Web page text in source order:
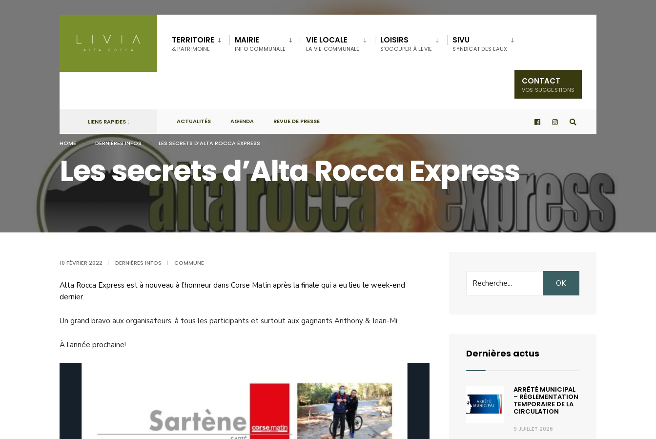
content
TERRITOIRE
& PATRIMOINE
MAIRIE
INFO COMMUNALE
VIE LOCALE
LA VIE COMMUNALE
LOISIRS
S’OCCUPER À LEVIE
SIVU
SYNDICAT DES EAUX
CONTACT
VOS SUGGESTIONS
LIENS RAPIDES : ACTUALITÉS AGENDA REVUE DE PRESSE
HOME DERNIÈRES INFOS LES SECRETS D’ALTA ROCCA EXPRESS
Les secrets d’Alta Rocca Express
10 FÉVRIER 2022 | DERNIÈRES INFOS | COMMUNE
Alta Rocca Express est à nouveau à l’honneur dans Corse Matin après la finale qui a eu lieu le week-end
dernier.
Un grand bravo aux organisateurs, à tous les participants et surtout aux gagnants Anthony & Jean-Mi.
À l’année prochaine!
for:
OK
Dernières actus
ARRÊTÉ MUNICIPAL
– RÉGLEMENTATION
TEMPORAIRE DE LA
CIRCULATION
9 JUILLET 2026